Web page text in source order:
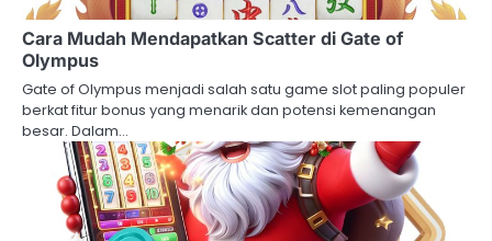
Cara Mudah Mendapatkan Scatter di Gate of
Olympus
Gate of Olympus menjadi salah satu game slot paling populer
berkat fitur bonus yang menarik dan potensi kemenangan
besar. Dalam…